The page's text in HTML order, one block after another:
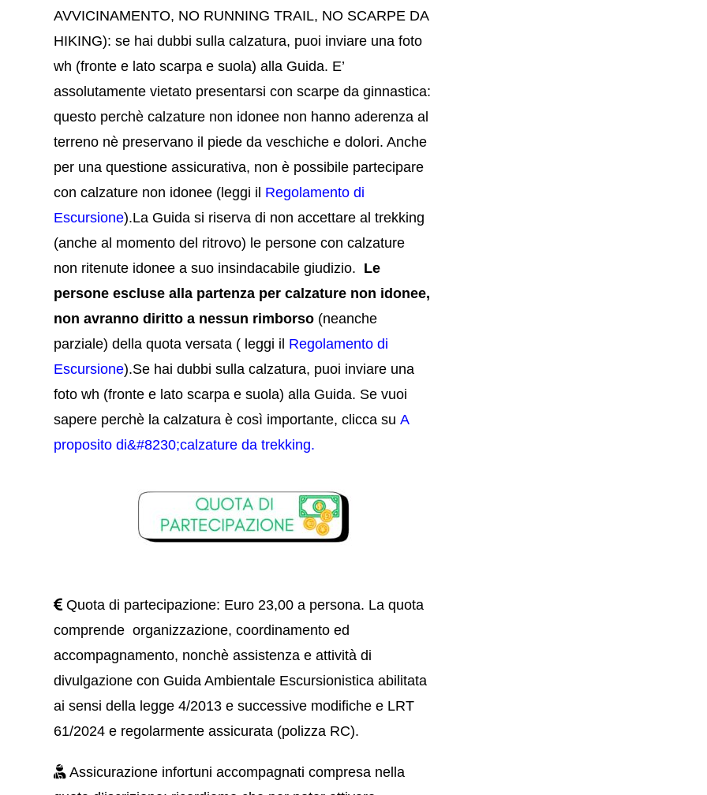
AVVICINAMENTO, NO RUNNING TRAIL, NO SCARPE DA
HIKING): se hai dubbi sulla calzatura, puoi inviare una foto
wh (fronte e lato scarpa e suola) alla Guida. E’
assolutamente vietato presentarsi con scarpe da ginnastica:
questo perchè calzature non idonee non hanno aderenza al
terreno nè preservano il piede da veschiche e dolori. Anche
per una questione assicurativa, non è possibile partecipare
con calzature non idonee (leggi il Regolamento di
Escursione).La Guida si riserva di non accettare al trekking
(anche al momento del ritrovo) le persone con calzature
non ritenute idonee a suo insindacabile giudizio. Le
persone escluse alla partenza per calzature non idonee,
non avranno diritto a nessun rimborso (neanche
parziale) della quota versata ( leggi il Regolamento di
Escursione).Se hai dubbi sulla calzatura, puoi inviare una
foto wh (fronte e lato scarpa e suola) alla Guida. Se vuoi
sapere perchè la calzatura è così importante, clicca suA
proposito di&#8230;calzature da trekking.
Quota di partecipazione: Euro 23,00 a persona. La quota
comprende organizzazione, coordinamento ed
accompagnamento, nonchè assistenza e attività di
divulgazione con Guida Ambientale Escursionistica abilitata
ai sensi della legge 4/2013 e successive modifiche e LRT
61/2024 e regolarmente assicurata (polizza RC).
Assicurazione infortuni accompagnati compresa nella